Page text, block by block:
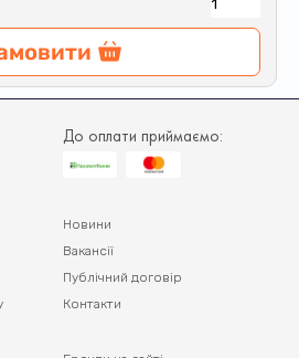
До оплати приймаємо:
Новини
Вакансії
Публічний договір
Контакти